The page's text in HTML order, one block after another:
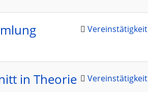
Vereinstätigkeit
in Theorie
Vereinstätigkeit